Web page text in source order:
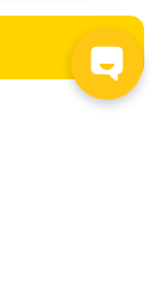
|網站條款 |幫助